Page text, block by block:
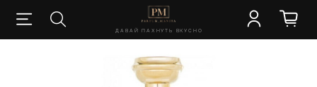
ДАВАЙ ПАХНУТЬ ВКУСНО